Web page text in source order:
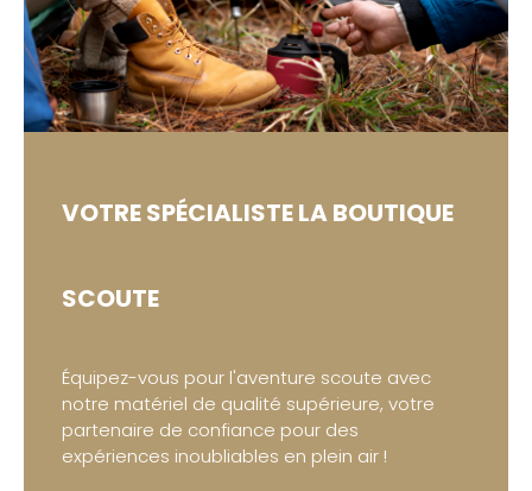
VOTRE SPÉCIALISTELA BOUTIQUE
SCOUTE
Équipez-vous pour l'aventure scoute avec
notre matériel de qualité supérieure, votre
partenaire de confiance pour des
expériences inoubliables en plein air !